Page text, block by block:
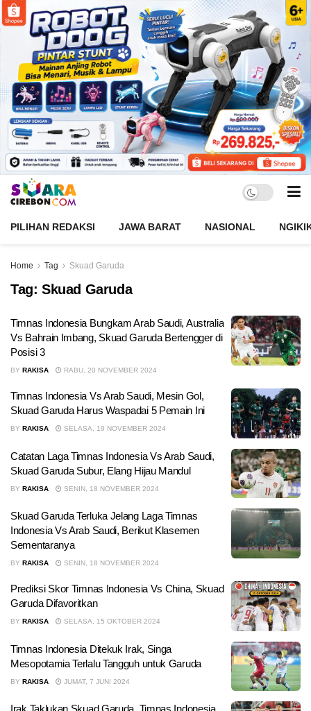
PILIHAN REDAKSI JAWA BARAT NASIONAL
Home Tag Skuad Garuda
Tag: Skuad Garuda
Timnas Indonesia Bungkam Arab Saudi, Australia
Vs Bahrain Imbang, Skuad Garuda Bertengger di
Posisi 3
BY RAKISA RABU, 20 NOVEMBER 2024
Timnas Indonesia Vs Arab Saudi, Mesin Gol,
Skuad Garuda Harus Waspadai 5 Pemain Ini
BY RAKISA SELASA, 19 NOVEMBER 2024
Catatan Laga Timnas Indonesia Vs Arab Saudi,
Skuad Garuda Subur, Elang Hijau Mandul
BY RAKISA SENIN, 18 NOVEMBER 2024
Skuad Garuda Terluka Jelang Laga Timnas
Indonesia Vs Arab Saudi, Berikut Klasemen
Sementaranya
BY RAKISA SENIN, 18 NOVEMBER 2024
Prediksi Skor Timnas Indonesia Vs China, Skuad
Garuda Difavoritkan
BY RAKISA SELASA, 15 OKTOBER 2024
Timnas Indonesia Ditekuk Irak, Singa
Mesopotamia Terlalu Tangguh untuk Garuda
BY RAKISA JUMAT, 7 JUNI 2024